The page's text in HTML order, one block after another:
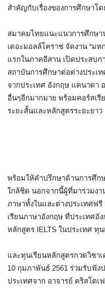
สำคัญกับเรื่องของการศึกษาโ
สมาคมไทยแนะแนวการศึกษา
เดอะมอลล์โคราช จัดงาน “มห
แรกในภาคอีสาน เปิดประสบ
สถาบันการศึกษาต่อต่างประเ
จากประเทศ อังกฤษ แคนาดา
อื่นๆอีกมากมาย พร้อมคอร์สเ
ระยะสั้นและหลักสูตรระยะยาว
พร้อมให้คำปรึกษาด้านการศึก
ใกล้ชิด นอกจากนี้ผู้ที่มาร่วมง
ภาษาทั้งในและต่างประเทศฟ
เรียนภาษาอังกฤษ ที่ประเทศอั
หลักสูตร IELTS ในประเทศ ทุ
และทุนเรียนหลักสูตรกวดวิชาเ
10 กุมภาพันธ์ 2561 ร่วมรับฟั
ประเทศจาก อาจารย์ คริสโต